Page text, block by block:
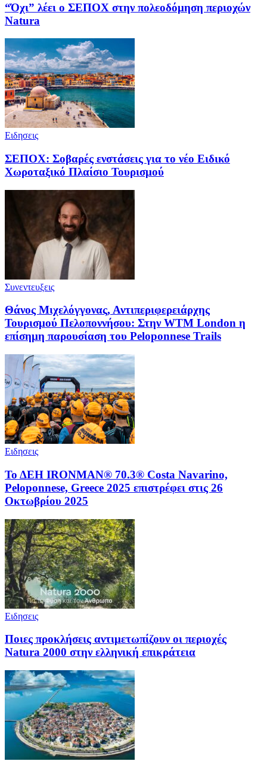
“Όχι” λέει ο ΣΕΠΟΧ στην πολεοδόμηση περιοχών
Natura
Ειδησεις
ΣΕΠΟΧ: Σοβαρές ενστάσεις για το νέο Ειδικό
Χωροταξικό Πλαίσιο Τουρισμού
Συνεντευξεις
Θάνος Μιχελόγγονας, Αντιπεριφερειάρχης
Τουρισμού Πελοποννήσου: Στην WTM London η
επίσημη παρουσίαση του Peloponnese Trails
Ειδησεις
Το ΔΕΗ IRONMAN® 70.3® Costa Navarino,
Peloponnese, Greece 2025 επιστρέφει στις 26
Οκτωβρίου 2025
Ειδησεις
Ποιες προκλήσεις αντιμετωπίζουν οι περιoχές
Natura 2000 στην ελληνική επικράτεια